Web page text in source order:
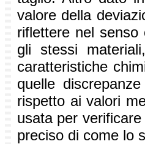
valore della
riflettere nel senso
gli stessi
caratteristiche
quelle
rispetto ai valori
usata per
preciso di come lo